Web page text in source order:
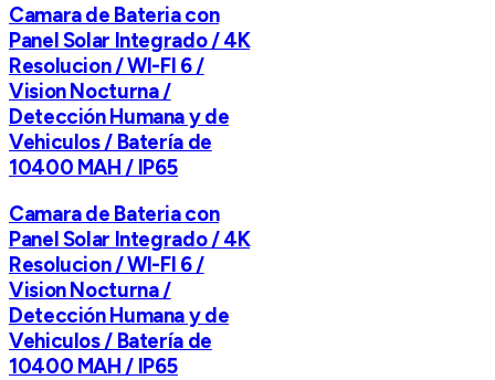
Camara de Bateria con
Panel Solar Integrado / 4K
Resolucion / WI-FI 6 /
Vision Nocturna /
Detección Humana y de
Vehiculos / Batería de
10400 MAH / IP65
Camara de Bateria con
Panel Solar Integrado / 4K
Resolucion / WI-FI 6 /
Vision Nocturna /
Detección Humana y de
Vehiculos / Batería de
10400 MAH / IP65